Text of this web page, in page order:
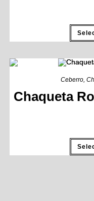
Ceberro,
Chaqueta